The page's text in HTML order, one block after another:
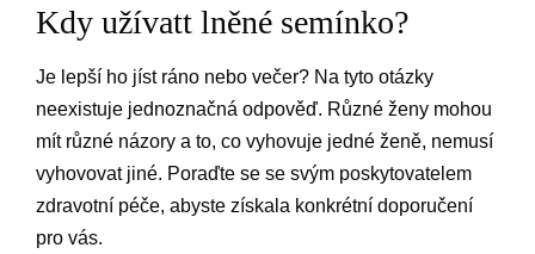
Kdy užívatt lněné semínko?
Je lepší ho jíst ráno nebo večer? Na tyto otázky
neexistuje jednoznačná odpověď. Různé ženy mohou
mít různé názory a to, co vyhovuje jedné ženě, nemusí
vyhovovat jiné. Poraďte se se svým poskytovatelem
zdravotní péče, abyste získala konkrétní doporučení
pro vás.